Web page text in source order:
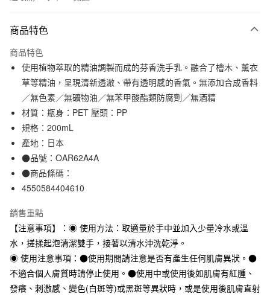
信用卡一次付款
信用卡分期付款
3 期 0 利率 每期NT$96 21家銀行
合作金庫商業銀行
第一商業銀行
華南商業銀行
上海商業儲蓄銀行
臺灣中小企業銀行
匯豐（台灣）商業銀行
聯邦商業銀行
元大商業銀行
台新國際商業銀行
台灣樂天信用卡公司
超商取貨付款
LINE Pay
Apple Pay
街口支付
悠遊付
運送方式
全家取貨付款
每筆NT$65，滿NT$1,000(含以上)免運費
付款後全家取貨
商品特色
商品特色
使用植物萃取的精油調製而成的芬香洗手乳。融合了檜木、薰衣
草等精油，呈現清新透澈、帶有透明感的香氣。無添加合成香料
／無色素／無礦物油／無苯甲酸酯類防腐劑／無酒精
材質：瓶身：PET 壓頭：PP
規格：200mL
產地：日本
●品號：OAR62A4A
●商品條碼：
4550584404610
銷售重點
【注意事項】：◉ 使用方法：取適量於手中並加入少量冷水或溫
水，搓揉起泡清潔雙手，接著以清水沖洗乾淨。
◉ 使用注意事項：●使用期間請注意是否有產生任何肌膚異狀。●
不適合個人膚質時請停止使用。●使用中或使用後如肌膚有紅腫、
發癢、刺激感、變色(白斑等)或黑斑等異狀時，或是使用後肌膚直射